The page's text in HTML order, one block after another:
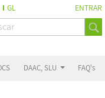
GL ENTRAR
DAAC, SLU FAQ's